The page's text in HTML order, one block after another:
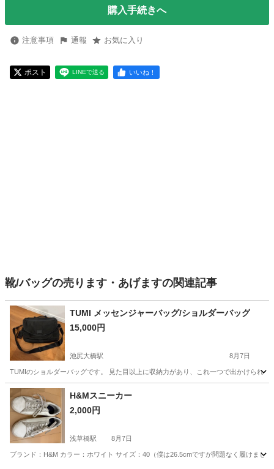
購入手続きへ
注意事項 通報 お気に入り
ポスト LINEで送る いいね！
靴/バッグの売ります・あげますの関連記事
TUMI メッセンジャーバッグ/ショルダーバッグ
15,000円
池尻大橋駅 8月7日
TUMIのショルダーバッグです。 見た目以上に収納力があり、これ一つで出かけられ
東京 世田谷区 H&Mスニーカー
2,000円
浅草橋駅 8月7日
ブランド：H&M カラー：ホワイト サイズ：40（僕は26.5cmですが問題なく履けまし